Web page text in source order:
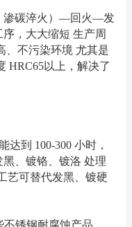
渗碳淬火）―回火―发
，大大缩短 生产周
、不污染环境 尤其是
HRC65以上，解决了
达到 100-300 小时，
、镀铬、镀洛 处理
艺可替代发黑、镀硬